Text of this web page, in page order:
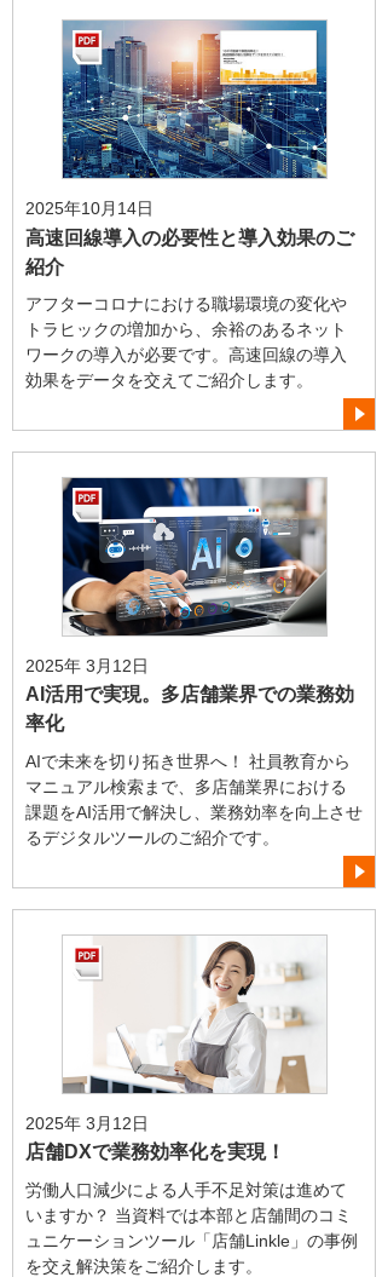
2025年10月14日
高速回線導入の必要性と導入効果のご
紹介
アフターコロナにおける職場環境の変化や
トラヒックの増加から、余裕のあるネット
ワークの導入が必要です。高速回線の導入
効果をデータを交えてご紹介します。
2025年 3月12日
AI活用で実現。多店舗業界での業務効
率化
AIで未来を切り拓き世界へ！ 社員教育から
マニュアル検索まで、多店舗業界における
課題をAI活用で解決し、業務効率を向上させ
るデジタルツールのご紹介です。
2025年 3月12日
店舗DXで業務効率化を実現！
労働人口減少による人手不足対策は進めて
いますか？ 当資料では本部と店舗間のコミ
ュニケーションツール「店舗Linkle」の事例
を交え解決策をご紹介します。